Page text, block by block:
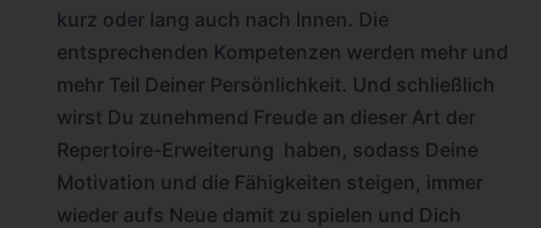
kurz oder lang auch nach Innen. Die
entsprechenden Kompetenzen werden mehr und
mehr Teil Deiner Persönlichkeit. Und schließlich
wirst Du zunehmend Freude an dieser Art der
Repertoire-Erweiterung haben, sodass Deine
Motivation und die Fähigkeiten steigen, immer
wieder aufs Neue damit zu spielen und Dich